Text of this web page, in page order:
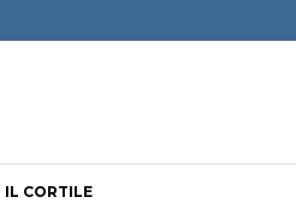
IL CORTILE